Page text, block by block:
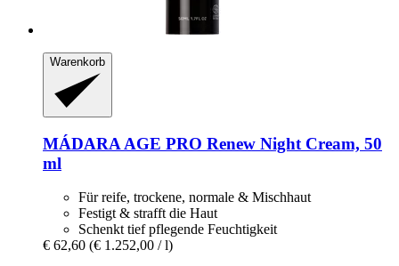
Warenkorb
MÁDARA AGE PRO Renew Night Cream, 50
ml
Für reife, trockene, normale & Mischhaut
Festigt & strafft die Haut
Schenkt tief pflegende Feuchtigkeit
€ 62,60 (€ 1.252,00 / l)